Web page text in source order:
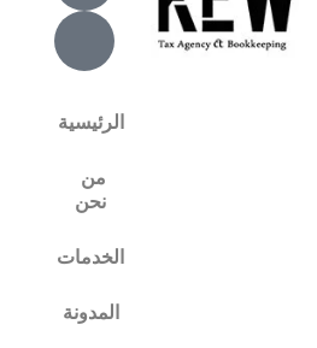
الرئيسية
من
نحن
الخدمات
المدونة